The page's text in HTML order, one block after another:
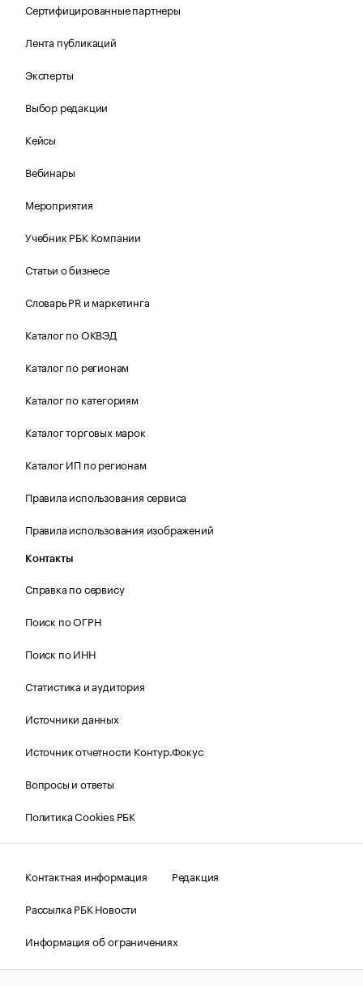
Сертифицированные партнеры
Лента публикаций
Эксперты
Выбор редакции
Кейсы
Вебинары
Мероприятия
Учебник РБК Компании
Статьи о бизнесе
Словарь PR и маркетинга
Каталог по ОКВЭД
Каталог по регионам
Каталог по категориям
Каталог торговых марок
Каталог ИП по регионам
Правила использования сервиса
Правила использования изображений
Контакты
Справка по сервису
Поиск по ОГРН
Поиск по ИНН
Статистика и аудитория
Источники данных
Источник отчетности Контур.Фокус
Вопросы и ответы
Политика Cookies РБК
Контактная информация
Редакция
Рассылка РБК Новости
Информация об ограничениях
Правовая информация
О соблюдении авторских прав